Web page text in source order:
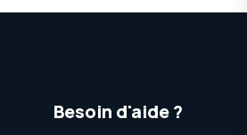
Besoin d'aide ?